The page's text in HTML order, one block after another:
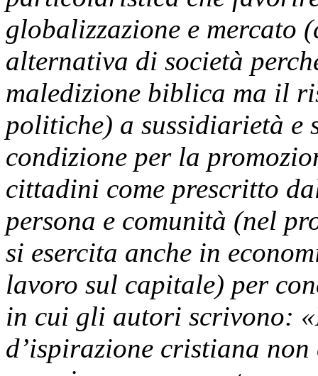
globalizzazione e mercato
alternativa di società
maledizione biblica ma il
politiche) a sussidiarietà e
condizione per la
cittadini come prescritto
persona e comunità (nel
si esercita anche in
lavoro sul capitale) per
in cui gli autori scrivono:
d’ispirazione cristiana non